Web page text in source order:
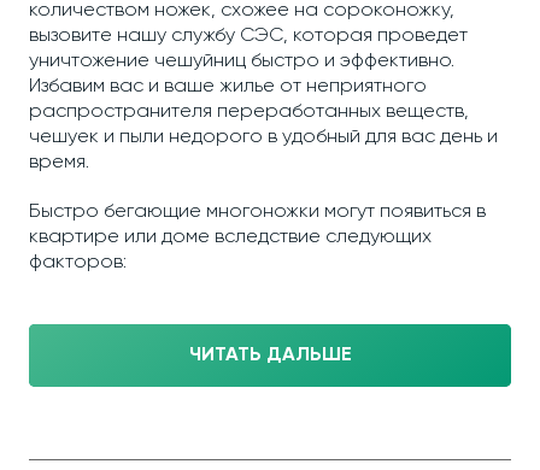
количеством ножек, схожее на сороконожку,
вызовите нашу службу СЭС, которая проведет
уничтожение чешуйниц быстро и эффективно.
Избавим вас и ваше жилье от неприятного
распространителя переработанных веществ,
чешуек и пыли недорого в удобный для вас день и
время.
Быстро бегающие многоножки могут появиться в
квартире или доме вследствие следующих
факторов:
ЧИТАТЬ ДАЛЬШЕ